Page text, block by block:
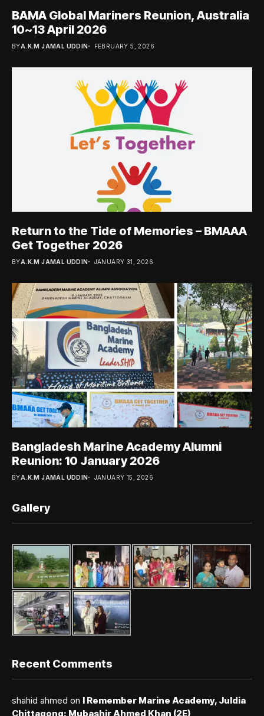
BAMA Global Mariners Reunion, Australia
10~13 April 2026
BYA.K.M JAMAL UDDIN FEBRUARY 5, 2026
Return to the Tide of Memories – BMAAA
Get Together 2026
BYA.K.M JAMAL UDDIN JANUARY 31, 2026
Bangladesh Marine Academy Alumni
Reunion: 10 January 2026
BYA.K.M JAMAL UDDIN JANUARY 15, 2026
Gallery
Recent Comments
shahid ahmed on I Remember Marine Academy, Juldia
Chittagong: Mubashir Ahmed Khan (2E)